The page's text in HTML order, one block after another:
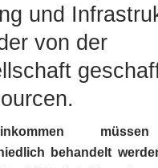
und
von der
behandelt